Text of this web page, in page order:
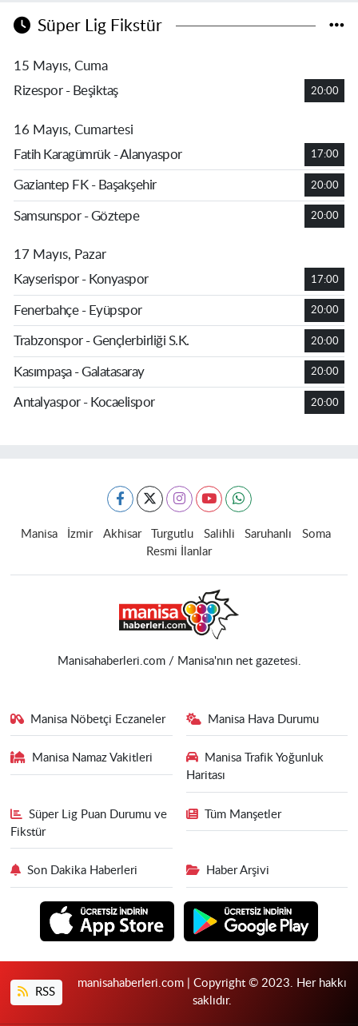
Süper Lig Fikstür
15 Mayıs, Cuma
Rizespor - Beşiktaş
20:00
16 Mayıs, Cumartesi
Fatih Karagümrük - Alanyaspor
17:00
Gaziantep FK - Başakşehir 20:00
Samsunspor - Göztepe 20:00
17 Mayıs, Pazar
Kayserispor - Konyaspor
17:00
Fenerbahçe - Eyüpspor 20:00
Trabzonspor - Gençlerbirliği S.K. 20:00
Kasımpaşa - Galatasaray 20:00
Antalyaspor - Kocaelispor 20:00
Manisa İzmir Akhisar Turgutlu Salihli Saruhanlı
Soma
Resmi İlanlar
Manisahaberleri.com / Manisa'nın net gazetesi.
Manisa Nöbetçi Eczaneler Manisa Hava Durumu
Manisa Namaz Vakitleri
Manisa Trafik Yoğunluk
Haritası
Süper Lig Puan Durumu ve
Fikstür
Tüm Manşetler
Son Dakika Haberleri Haber Arşivi
RSS
manisahaberleri.com | Copyright © 2023. Her hakkı
saklıdır.